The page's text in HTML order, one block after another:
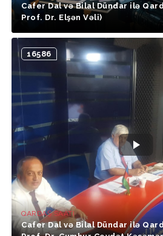
Cafer Dal və Bilal Dündar ilə
Prof. Dr. Elşən Vəli)
16586
QARDAŞ SAATI
Cafer Dal və Bilal Dündar ilə